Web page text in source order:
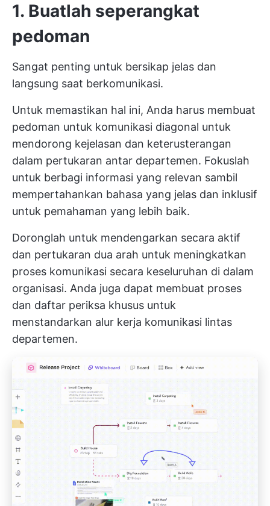
1. Buatlah seperangkat
pedoman
Sangat penting untuk bersikap jelas dan
langsung saat berkomunikasi.
Untuk memastikan hal ini, Anda harus membuat
pedoman untuk komunikasi diagonal untuk
mendorong kejelasan dan keterusterangan
dalam pertukaran antar departemen. Fokuslah
untuk berbagi informasi yang relevan sambil
mempertahankan bahasa yang jelas dan inklusif
untuk pemahaman yang lebih baik.
Doronglah untuk mendengarkan secara aktif
dan pertukaran dua arah untuk meningkatkan
proses komunikasi secara keseluruhan di dalam
organisasi. Anda juga dapat membuat proses
dan daftar periksa khusus untuk
menstandarkan alur kerja komunikasi lintas
departemen.